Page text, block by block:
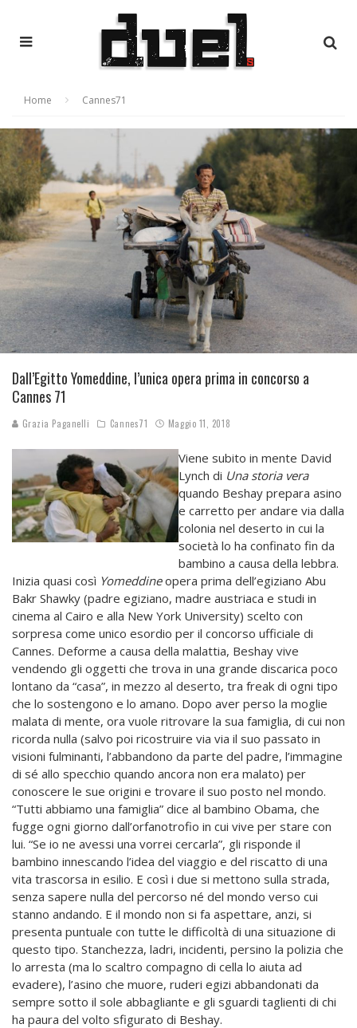
Home Cannes71
Dall’Egitto Yomeddine, l’unica opera prima in concorso a
Cannes 71
Grazia Paganelli Cannes71 Maggio 11, 2018
Viene subito in mente David
Lynch di Una storia vera
quando Beshay prepara asino
e carretto per andare via dalla
colonia nel deserto in cui la
società lo ha confinato fin da
bambino a causa della lebbra.
Inizia quasi così Yomeddineopera prima dell’egiziano Abu
Bakr Shawky (padre egiziano, madre austriaca e studi in
cinema al Cairo e alla New York University) scelto con
sorpresa come unico esordio per il concorso ufficiale di
Cannes. Deforme a causa della malattia, Beshay vive
vendendo gli oggetti che trova in una grande discarica poco
lontano da “casa”, in mezzo al deserto, tra freak di ogni tipo
che lo sostengono e lo amano. Dopo aver perso la moglie
malata di mente, ora vuole ritrovare la sua famiglia, di cui non
ricorda nulla (salvo poi ricostruire via via il suo passato in
visioni fulminanti, l’abbandono da parte del padre, l’immagine
di sé allo specchio quando ancora non era malato) per
conoscere le sue origini e trovare il suo posto nel mondo.
“Tutti abbiamo una famiglia” dice al bambino Obama, che
fugge ogni giorno dall’orfanotrofio in cui vive per stare con
lui. “Se io ne avessi una vorrei cercarla”, gli risponde il
bambino innescando l’idea del viaggio e del riscatto di una
vita trascorsa in esilio. E così i due si mettono sulla strada,
senza sapere nulla del percorso né del mondo verso cui
stanno andando. E il mondo non si fa aspettare, anzi, si
presenta puntuale con tutte le difficoltà di una situazione di
questo tipo. Stanchezza, ladri, incidenti, persino la polizia che
lo arresta (ma lo scaltro compagno di cella lo aiuta ad
evadere), l’asino che muore, ruderi egizi abbandonati da
sempre sotto il sole abbagliante e gli sguardi taglienti di chi
ha paura del volto sfigurato di Beshay.